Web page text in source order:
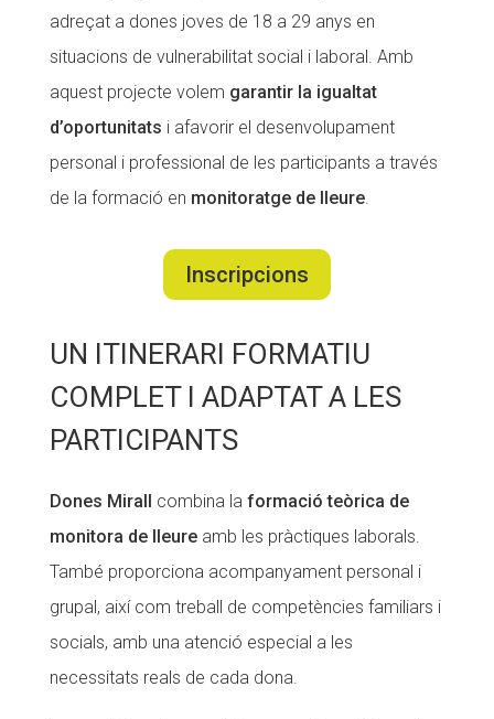
adreçat a dones joves de 18 a 29 anys en
situacions de vulnerabilitat social i laboral. Amb
aquest projecte volem garantir la igualtat
d’oportunitats i afavorir el desenvolupament
personal i professional de les participants a través
de la formació en monitoratge de lleure.
Inscripcions
UN ITINERARI FORMATIU
COMPLET I ADAPTAT A LES
PARTICIPANTS
Dones Mirall combina la formació teòrica de
monitora de lleureamb les pràctiques laborals.
També proporciona acompanyament personal i
grupal, així com treball de competències familiars i
socials, amb una atenció especial a les
necessitats reals de cada dona.
La Fundació
L'equip
Missió i valors
Els comptes clars
Diari de la Fundació
Fundesplai als mitjans
Xarxes socials
COL·LABORA
Fes voluntariat
Fes un donatiu
Treballa amb nosaltres